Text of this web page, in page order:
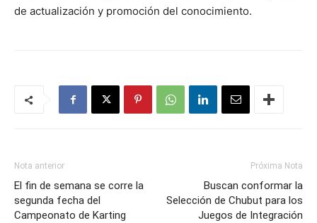
de actualización y promoción del conocimiento.
Nota anterior
El fin de semana se corre la
segunda fecha del
Campeonato de Karting
Próxima Nota
Buscan conformar la
Selección de Chubut para los
Juegos de Integración